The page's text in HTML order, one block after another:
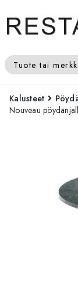
Tuote tai
Kalusteet
Nouveau